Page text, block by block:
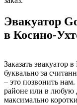
Эвакуатор
в Косино-
Заказать эвакуатор
буквально за
– это позвонить
районе или в любую
максимально